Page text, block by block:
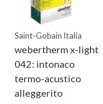
Saint-Gobain Italia
webertherm x-light
042: intonaco
termo-acustico
alleggerito